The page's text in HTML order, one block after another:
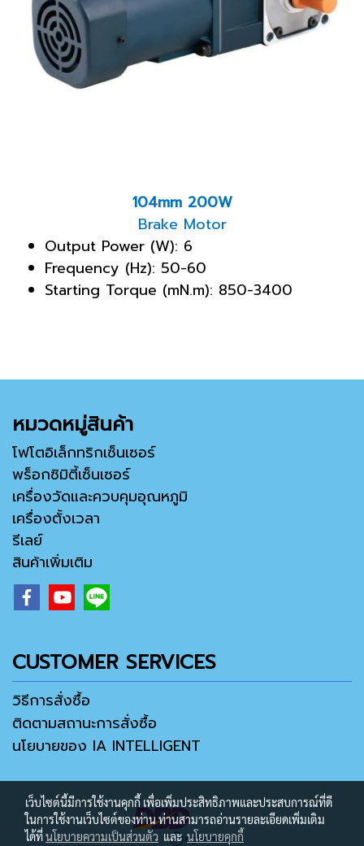
104mm 200W
Brake Motor
Output Power (W): 6
Frequency (Hz): 50-60
Starting Torque (mN.m): 850-3400
หมวดหมู่สินค้า
โฟโตอิเล็กทริกเซ็นเซอร์
พร็อกซิมิตี้เซ็นเซอร์
เครื่องวัดและควบคุมอุณหภูมิ
เครื่องตั้งเวลา
รีเลย์
สินค้าเพิ่มเติม
CUSTOMER SERVICES
วิธีการสั่งซื้อ
ติดตามสถานะการสั่งซื้อ
นโยบายของ IA INTELLIGENT
เว็บไซต์นี้มีการใช้งานคุกกี้ เพื่อเพิ่มประสิทธิภาพและประสบการณ์ที่ดี
ในการใช้งานเว็บไซต์ของท่าน ท่านสามารถอ่านรายละเอียดเพิ่มเติม
ได้ที่นโยบายความเป็นส่วนตัว และนโยบายคุกกี้